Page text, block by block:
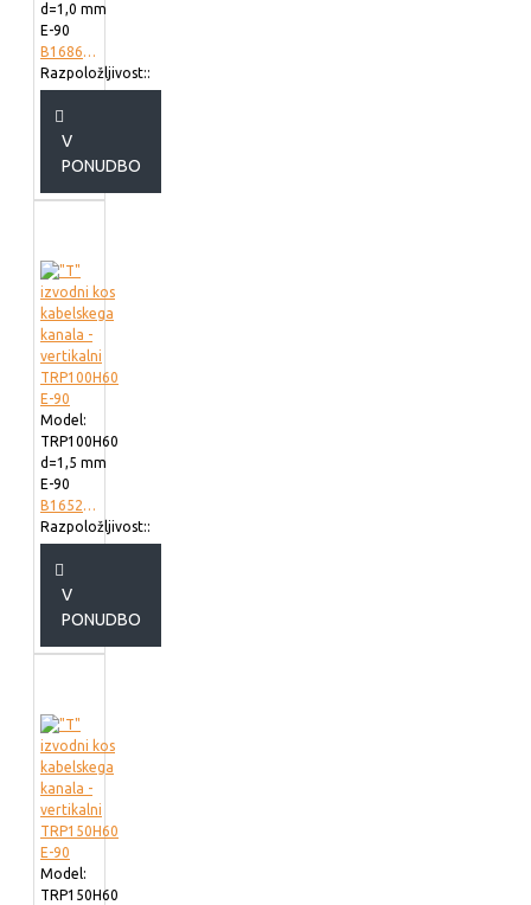
d=1,0 mm
E-90
B168640
Razpoložljivost::
V
PONUDBO
Model:
TRP100H60
d=1,5 mm
E-90
B165210
Razpoložljivost::
V
PONUDBO
Model:
TRP150H60